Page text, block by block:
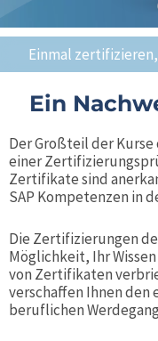
Einmal
Ein
Der Großteil der Kurse
einer
Zertifikate sind
SAP Kompetenzen in
Die Zertifizierungen
Möglichkeit, Ihr
von Zertifikaten
verschaffen Ihnen
beruflichen